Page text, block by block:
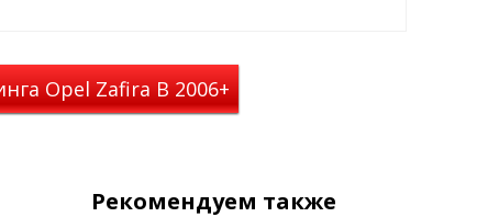
Opel Zafira B 2006+
Рекомендуем также